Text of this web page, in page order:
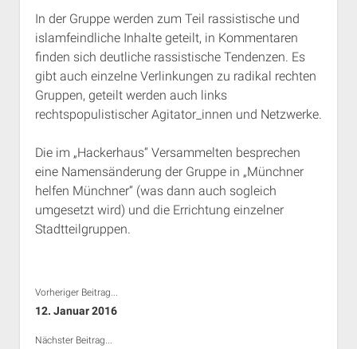
In der Gruppe werden zum Teil rassistische und
islamfeindliche Inhalte geteilt, in Kommentaren
finden sich deutliche rassistische Tendenzen. Es
gibt auch einzelne Verlinkungen zu radikal rechten
Gruppen, geteilt werden auch links
rechtspopulistischer Agitator_innen und Netzwerke.
Die im „Hackerhaus“ Versammelten besprechen
eine Namensänderung der Gruppe in „Münchner
helfen Münchner“ (was dann auch sogleich
umgesetzt wird) und die Errichtung einzelner
Stadtteilgruppen.
Vorheriger Beitrag...
12. Januar 2016
Nächster Beitrag...